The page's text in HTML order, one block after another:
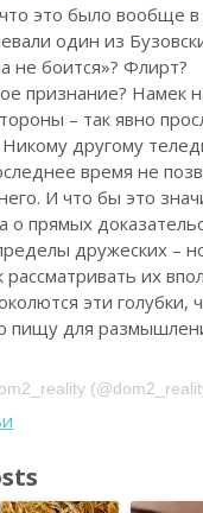
это было вообще в
один из
не боится»? Флирт?
признание? Намек
– так явно
другому
время не
И что бы это
прямых
дружеских –
рассматривать их
эти голубки,
пищу для